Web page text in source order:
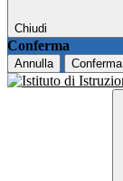
Chiudi
Conferma
Annulla Conferma